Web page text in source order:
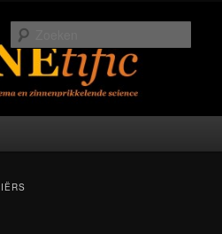
zinneprikkelende science